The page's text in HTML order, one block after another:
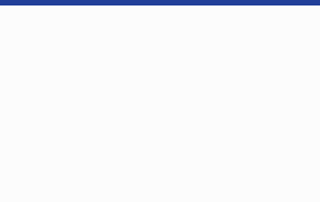
Aller au contenu principal